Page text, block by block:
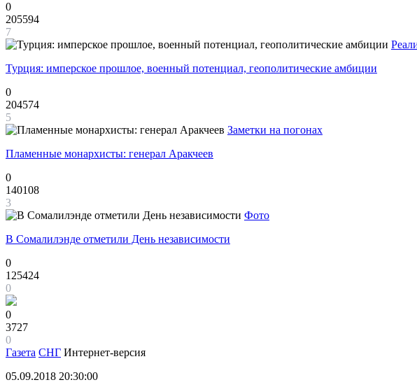
0
205594
7
Турция: имперское прошлое, военный потенциал, геополитические амбиции
0
204574
5
Заметки на погонах
Пламенные монархисты: генерал Аракчеев
0
140108
3
Фото
В Сомалилэнде отметили День независимости
0
125424
0
0
3727
0
Газета СНГ Интернет-версия
05.09.2018 20:30:00